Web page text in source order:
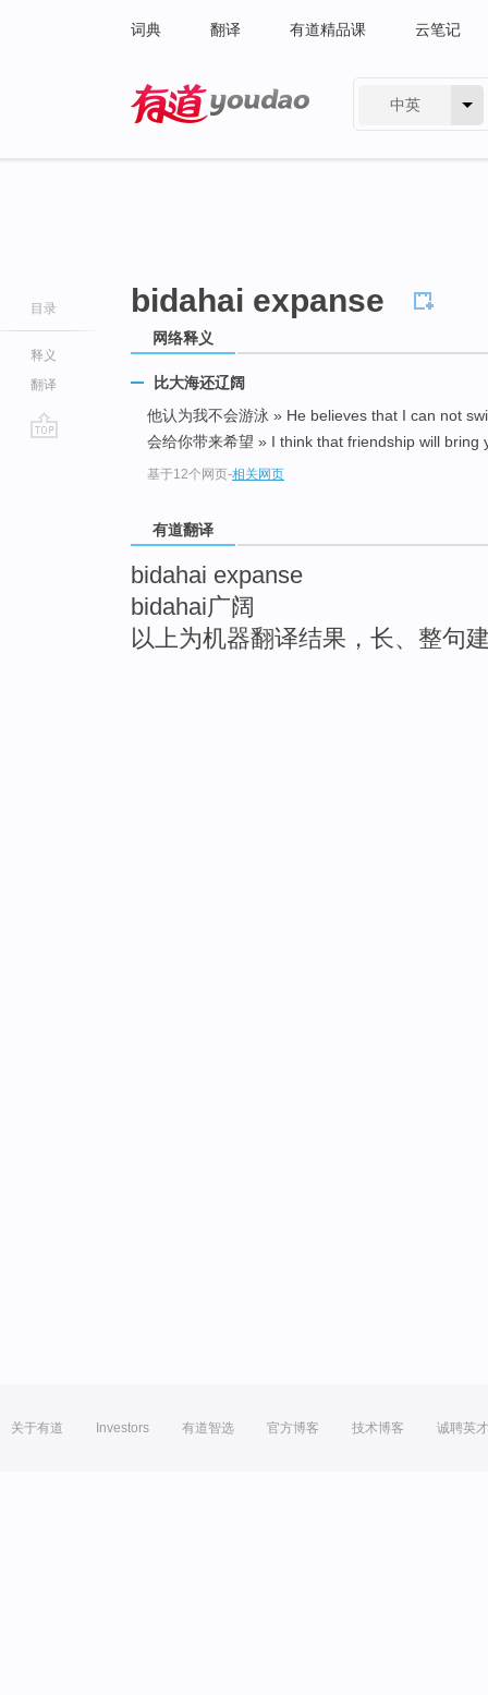
词典 翻译 有道精品课 云笔记
中英
目录
释义
翻译
bidahai expanse
网络释义
比大海还辽阔
他认为我不会游泳 » He believes that I can not
会给你带来希望 » I think that friendship will bring
基于12个网页-相关网页
有道翻译
bidahai expanse
bidahai广阔
以上为机器翻译结果，长、整句
关于有道 Investors 有道智选 官方博客 技术博客 诚聘英才